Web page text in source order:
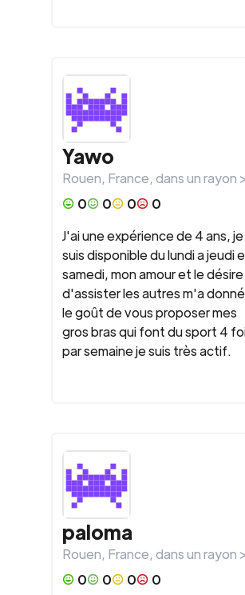
Yawo
Rouen, France, dans un rayon >
0
0 0
0
J'ai une expérience de 4 ans, je
suis disponible du lundi a jeudi
samedi, mon amour et le désire
d'assister les autres m'a donné
le goût de vous proposer mes
gros bras qui font du sport 4
par semaine je suis très actif.
paloma
Rouen, France, dans un rayon >
0
0 0
0